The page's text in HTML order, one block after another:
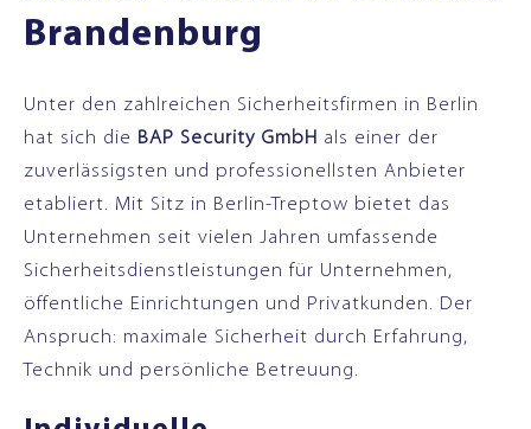
Brandenburg
Unter den zahlreichen Sicherheitsfirmen in Berlin
hat sich die BAP Security GmbH als einer der
zuverlässigsten und professionellsten Anbieter
etabliert. Mit Sitz in Berlin-Treptow bietet das
Unternehmen seit vielen Jahren umfassende
Sicherheitsdienstleistungen für Unternehmen,
öffentliche Einrichtungen und Privatkunden. Der
Anspruch: maximale Sicherheit durch Erfahrung,
Technik und persönliche Betreuung.